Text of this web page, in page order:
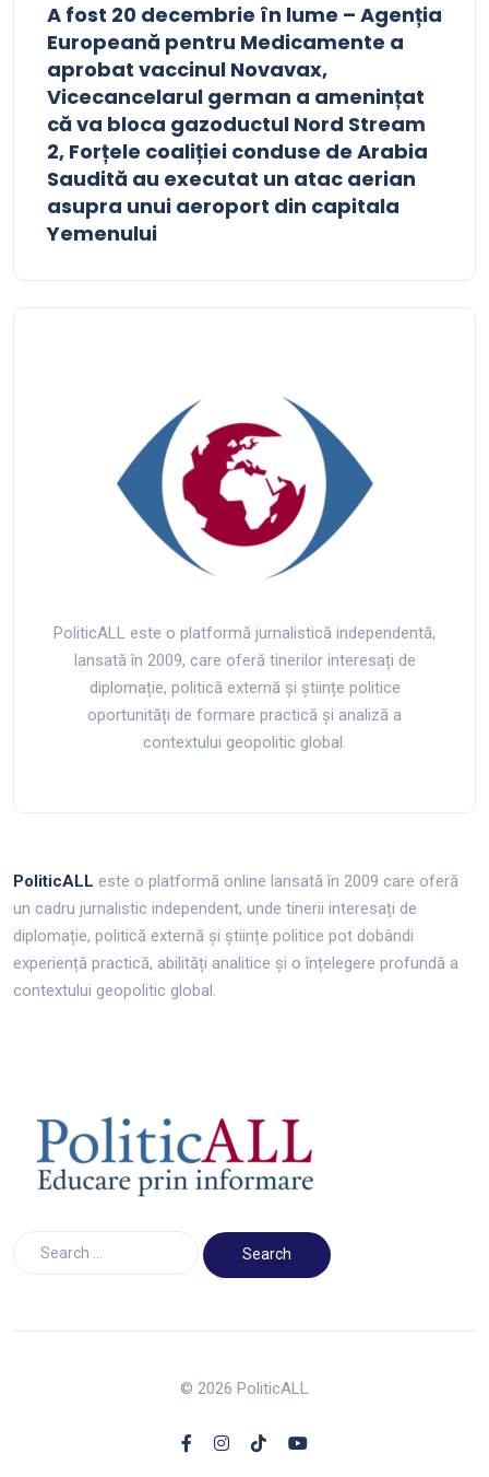
A fost 20 decembrie în lume – Agenția
Europeană pentru Medicamente a
aprobat vaccinul Novavax,
Vicecancelarul german a amenințat
că va bloca gazoductul Nord Stream
2, Forțele coaliției conduse de Arabia
Saudită au executat un atac aerian
asupra unui aeroport din capitala
Yemenului
PoliticALL este o platformă jurnalistică independentă,
lansată în 2009, care oferă tinerilor interesați de
diplomație, politică externă și științe politice
oportunități de formare practică și analiză a
contextului geopolitic global.
PoliticALL este o platformă online lansată în 2009 care oferă
un cadru jurnalistic independent, unde tinerii interesați de
diplomație, politică externă și științe politice pot dobândi
experiență practică, abilități analitice și o înțelegere profundă a
contextului geopolitic global.
© 2026 PoliticALL